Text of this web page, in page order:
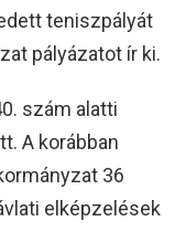
teniszpályát
pályázatot ír ki.
szám alatti
A korábban
36
elképzelések